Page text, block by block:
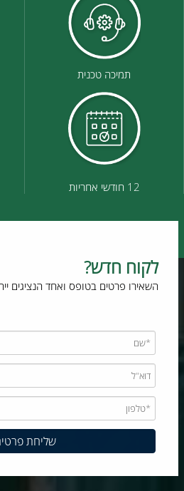
תמיכה טכנית
12 חודשי אחריות
לקוח חדש?
השאירו פרטים בטופס ואחד הנציגים